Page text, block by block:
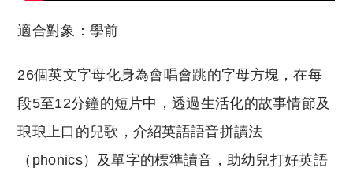
適合對象：學前
26個英文字母化身為會唱會跳的字母方塊，在每
段5至12分鐘的短片中，透過生活化的故事情節及
琅琅上口的兒歌，介紹英語語音拼讀法
（phonics）及單字的標準讀音，助幼兒打好英語